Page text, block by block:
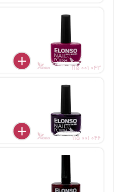
delete
remove
add
۱۱۵ ۰۰۱ ۰۴۳
delete
remove
add
۱۱۵ ۰۰۱ ۰۴۶